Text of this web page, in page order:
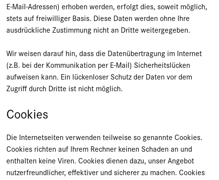
E-Mail-Adressen) erhoben werden, erfolgt dies, soweit möglich,
stets auf freiwilliger Basis. Diese Daten werden ohne Ihre
ausdrückliche Zustimmung nicht an Dritte weitergegeben.
Wir weisen darauf hin, dass die Datenübertragung im Internet
(z.B. bei der Kommunikation per E-Mail) Sicherheitslücken
aufweisen kann. Ein lückenloser Schutz der Daten vor dem
Zugriff durch Dritte ist nicht möglich.
Cookies
Die Internetseiten verwenden teilweise so genannte Cookies.
Cookies richten auf Ihrem Rechner keinen Schaden an und
enthalten keine Viren. Cookies dienen dazu, unser Angebot
nutzerfreundlicher, effektiver und sicherer zu machen. Cookies